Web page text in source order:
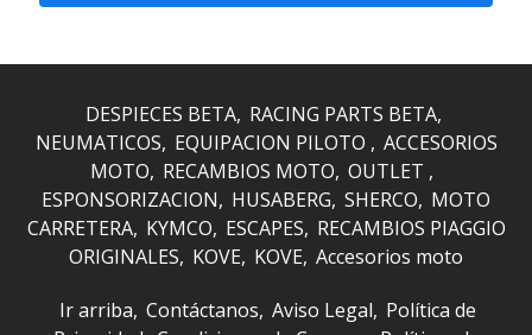
DESPIECES BETA RACING PARTS BETA
NEUMATICOS EQUIPACION PILOTO
ACCESORIOS
MOTO RECAMBIOS MOTO OUTLET
ESPONSORIZACION
HUSABERG SHERCO MOTO
CARRETERA KYMCO ESCAPES RECAMBIOS PIAGGIO
ORIGINALES KOVE KOVE Accesorios moto
Ir arriba Contáctanos Aviso Legal Política de